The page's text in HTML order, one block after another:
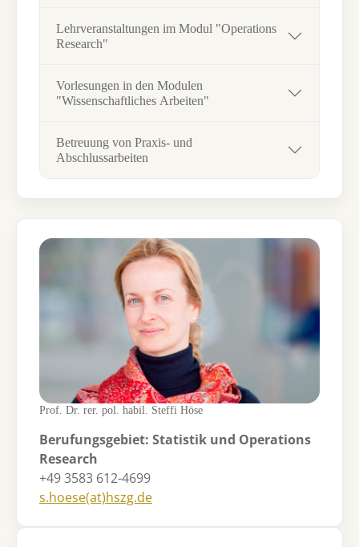
Lehrveranstaltungen im Modul "Operations
Research"
Vorlesungen in den Modulen
"Wissenschaftliches Arbeiten"
Betreuung von Praxis- und
Abschlussarbeiten
Prof. Dr. rer. pol. habil. Steffi Höse
Berufungsgebiet: Statistik und Operations
Research
+49 3583 612-4699
s.hoese(at)hszg.de